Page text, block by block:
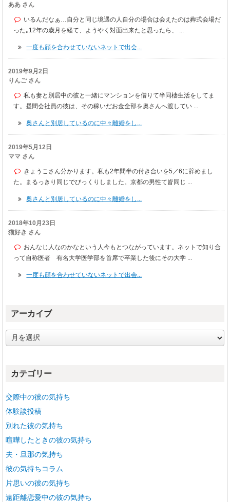
ああ さん
いるんだなぁ…自分と同じ境遇の人自分の場合は会えたのは葬式会場だ
った｡12年の歳月を経て、ようやく対面出来たと思ったら、 ...
一度も顔を合わせていないネットで出会...
2019年9月2日
りんご さん
私も妻と別居中の彼と一緒にマンションを借りて半同棲生活をしてま
す。昼間会社員の彼は、その稼いだお金全部を奥さんへ渡してい ...
奥さんと別居しているのに中々離婚をし...
2019年5月12日
ママ さん
きょうこさん分かります。私も2年間半の付き合いを5／6に辞めまし
た。まるっきり同じでびっくりしました。京都の男性て皆同じ ...
奥さんと別居しているのに中々離婚をし...
2018年10月23日
猫好き さん
おんなじ人なのかなという人今もとつながっています。ネットで知り合
って自称医者 有名大学医学部を首席で卒業した後にその大学 ...
一度も顔を合わせていないネットで出会...
アーカイブ
ー
ブカテゴリー
交際中の彼の気持ち
体験談投稿
別れた彼の気持ち
喧嘩したときの彼の気持ち
夫・旦那の気持ち
彼の気持ちコラム
片思いの彼の気持ち
遠距離恋愛中の彼の気持ち